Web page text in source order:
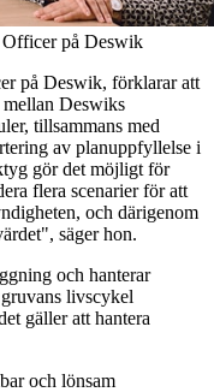
på Deswik
på Deswik, förklarar att
Deswiks
tillsammans med
av planuppfyllelse i
gör det möjligt för
flera scenarier för att
och därigenom
säger hon.
och hanterar
livscykel
gäller att hantera
och lönsam